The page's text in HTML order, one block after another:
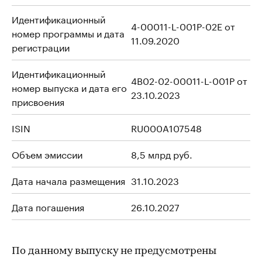
Идентификационный
номер программы и дата
регистрации
4-00011-L-001P-02E от
11.09.2020
Идентификационный
номер выпуска и дата его
присвоения
4B02-02-00011-L-001P от
23.10.2023
ISIN
RU000A107548
Объем эмиссии
8,5 млрд руб.
Дата начала размещения 31.10.2023
Дата погашения
26.10.2027
По данному выпуску не предусмотрены